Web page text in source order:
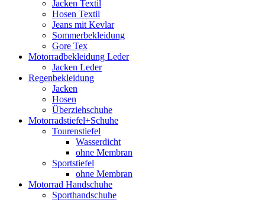
Jacken Textil
Hosen Textil
Jeans mit Kevlar
Sommerbekleidung
Gore Tex
Motorradbekleidung Leder
Jacken Leder
Regenbekleidung
Jacken
Hosen
Überziehschuhe
Motorradstiefel+Schuhe
Tourenstiefel
Wasserdicht
ohne Membran
Sportstiefel
ohne Membran
Motorrad Handschuhe
Sporthandschuhe